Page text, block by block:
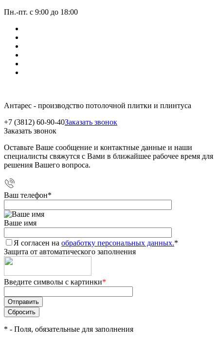
Пн.-пт. с 9:00 до 18:00
Антарес - производство потолочной плитки и плинтуса
+7 (3812) 60-90-40Заказать звонок
Заказать звонок
Оставьте Ваше сообщение и контактные данные и наши
специалисты свяжутся с Вами в ближайшее рабочее время для
решения Вашего вопроса.
Ваш телефон*
Ваше имя
Я согласен на обработку персональных данных.*
Защита от автоматического заполнения
Введите символы с картинки*
* - Поля, обязательные для заполнения